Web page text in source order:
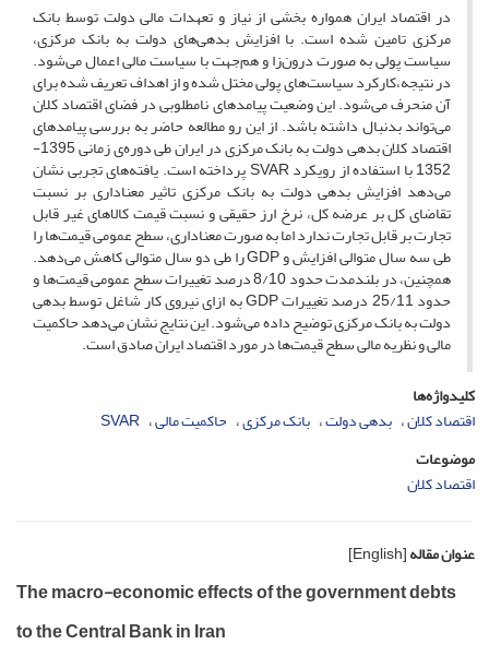
در اقتصاد ایران همواره بخشی از نیاز و تعهدات مالی دولت توسط بانک
مرکزی تامین شده است. با افزایش بدهی‌های دولت به بانک مرکزی،
سیاست پولی به صورت درون‌زا و هم‌جهت با سیاست مالی اعمال می‌شود.
در نتیجه،کارکرد سیاست‌های پولی مختل شده و از اهداف تعریف شده برای
آن منحرف می‌شود. این وضعیت پیامدهای نامطلوبی در فضای اقتصاد کلان
می‌تواند بدنبال داشته باشد. از این رو مطالعه حاضر به بررسی پیامدهای
اقتصاد کلان بدهی دولت به بانک مرکزی در ایران طی دوره‌ی زمانی 1395-
1352 با استفاده از رویکرد SVAR پرداخته است. یافته‌های تجربی نشان
می‌دهد افزایش بدهی دولت به بانک مرکزی تاثیر معناداری بر نسبت
تقاضای کل بر عرضه کل، نرخ ارز حقیقی و نسبت قیمت کالاهای غیر قابل
تجارت بر قابل تجارت ندارد اما به صورت معناداری، سطح عمومی قیمت‌ها را
طی سه سال متوالی افزایش و GDP را طی دو سال متوالی کاهش می‌دهد.
همچنین، در بلندمدت حدود 8/10 درصد تغییرات سطح عمومی قیمت‌ها و
حدود 25/11 درصد تغییرات GDP به ازای نیروی کار شاغل توسط بدهی
دولت به بانک مرکزی توضیح داده می‌شود. این نتایج نشان می‌دهد حاکمیت
مالی و نظریه مالی سطح قیمت‌ها در مورد اقتصاد ایران صادق است.
کلیدواژه‌ها
اقتصاد کلان بدهی دولت بانک مرکزی حاکمیت مالی SVAR
موضوعات
اقتصاد کلان
عنوان مقاله[English]
The macro-economic effects of the government debts
to the Central Bank in Iran